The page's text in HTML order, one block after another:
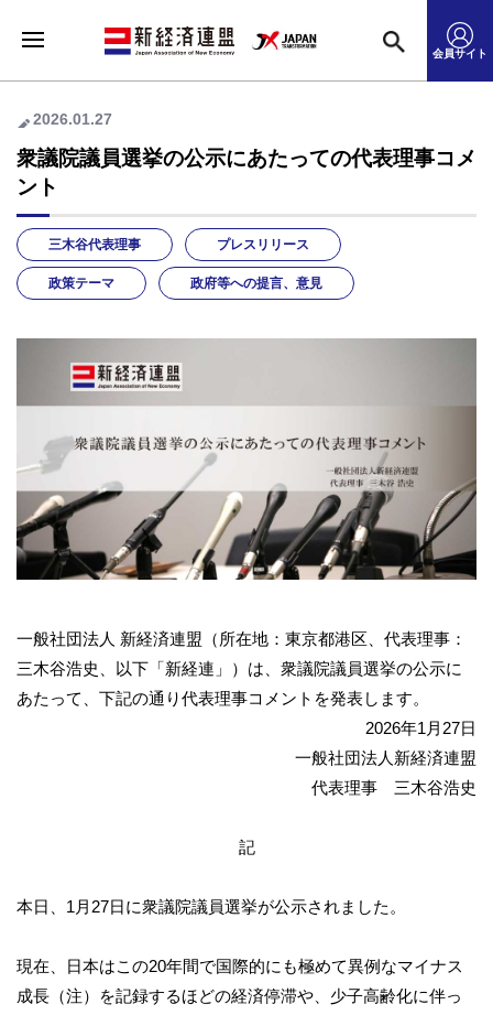
会員サイト
2026.01.27
衆議院議員選挙の公示にあたっての代表理事コメ
ント
三木谷代表理事 プレスリリース
政策テーマ 政府等への提言、意見
一般社団法人 新経済連盟（所在地：東京都港区、代表理事：
三木谷浩史、以下「新経連」）は、衆議院議員選挙の公示に
あたって
、下記の通り代表理事コメントを発表します。
2026年1月27日
一般社団法人新経済連盟
代表理事 三木谷浩史
記
本日、1月27日に衆議院議員選挙が公示されました。
現在、日本はこの20年間で国際的にも極めて異例なマイナス
成長（注）を記録するほどの経済停滞や、少子高齢化に伴っ